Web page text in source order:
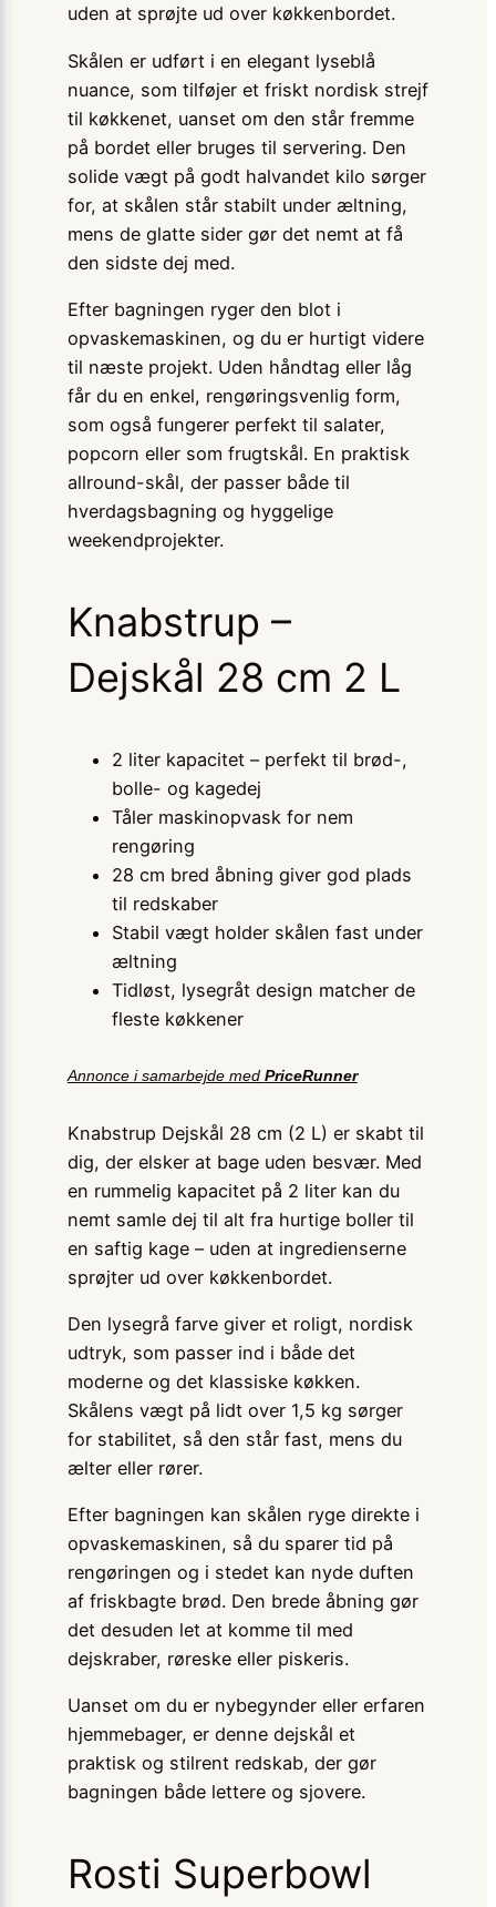
uden at sprøjte ud over køkkenbordet.
Skålen er udført i en elegant lyseblå
nuance, som tilføjer et friskt nordisk strejf
til køkkenet, uanset om den står fremme
på bordet eller bruges til servering. Den
solide vægt på godt halvandet kilo sørger
for, at skålen står stabilt under æltning,
mens de glatte sider gør det nemt at få
den sidste dej med.
Efter bagningen ryger den blot i
opvaskemaskinen, og du er hurtigt videre
til næste projekt. Uden håndtag eller låg
får du en enkel, rengøringsvenlig form,
som også fungerer perfekt til salater,
popcorn eller som frugtskål. En praktisk
allround-skål, der passer både til
hverdagsbagning og hyggelige
weekendprojekter.
Knabstrup –
Dejskål 28 cm 2 L
2 liter kapacitet – perfekt til brød-,
bolle- og kagedej
Tåler maskinopvask for nem
rengøring
28 cm bred åbning giver god plads
til redskaber
Stabil vægt holder skålen fast under
æltning
Tidløst, lysegråt design matcher de
fleste køkkener
Annonce i samarbejde med PriceRunner
Knabstrup Dejskål 28 cm (2 L) er skabt til
dig, der elsker at bage uden besvær. Med
en rummelig kapacitet på 2 liter kan du
nemt samle dej til alt fra hurtige boller til
en saftig kage – uden at ingredienserne
sprøjter ud over køkkenbordet.
Den lysegrå farve giver et roligt, nordisk
udtryk, som passer ind i både det
moderne og det klassiske køkken.
Skålens vægt på lidt over 1,5 kg sørger
for stabilitet, så den står fast, mens du
ælter eller rører.
Efter bagningen kan skålen ryge direkte i
opvaskemaskinen, så du sparer tid på
rengøringen og i stedet kan nyde duften
af friskbagte brød. Den brede åbning gør
det desuden let at komme til med
dejskraber, røreske eller piskeris.
Uanset om du er nybegynder eller erfaren
hjemmebager, er denne dejskål et
praktisk og stilrent redskab, der gør
bagningen både lettere og sjovere.
Rosti Superbowl